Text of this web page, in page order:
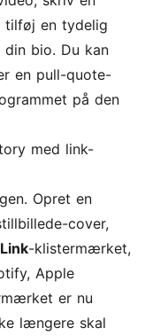
tilføj en tydelig
bio. Du kan
en pull-quote-
på den
med link-
Opret en
cover,
Link-klistermærket,
Apple
er nu
længere skal